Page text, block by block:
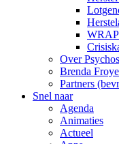
WRAP
Over
Brenda
Partners
Snel naar
Agenda
Animaties
Actueel